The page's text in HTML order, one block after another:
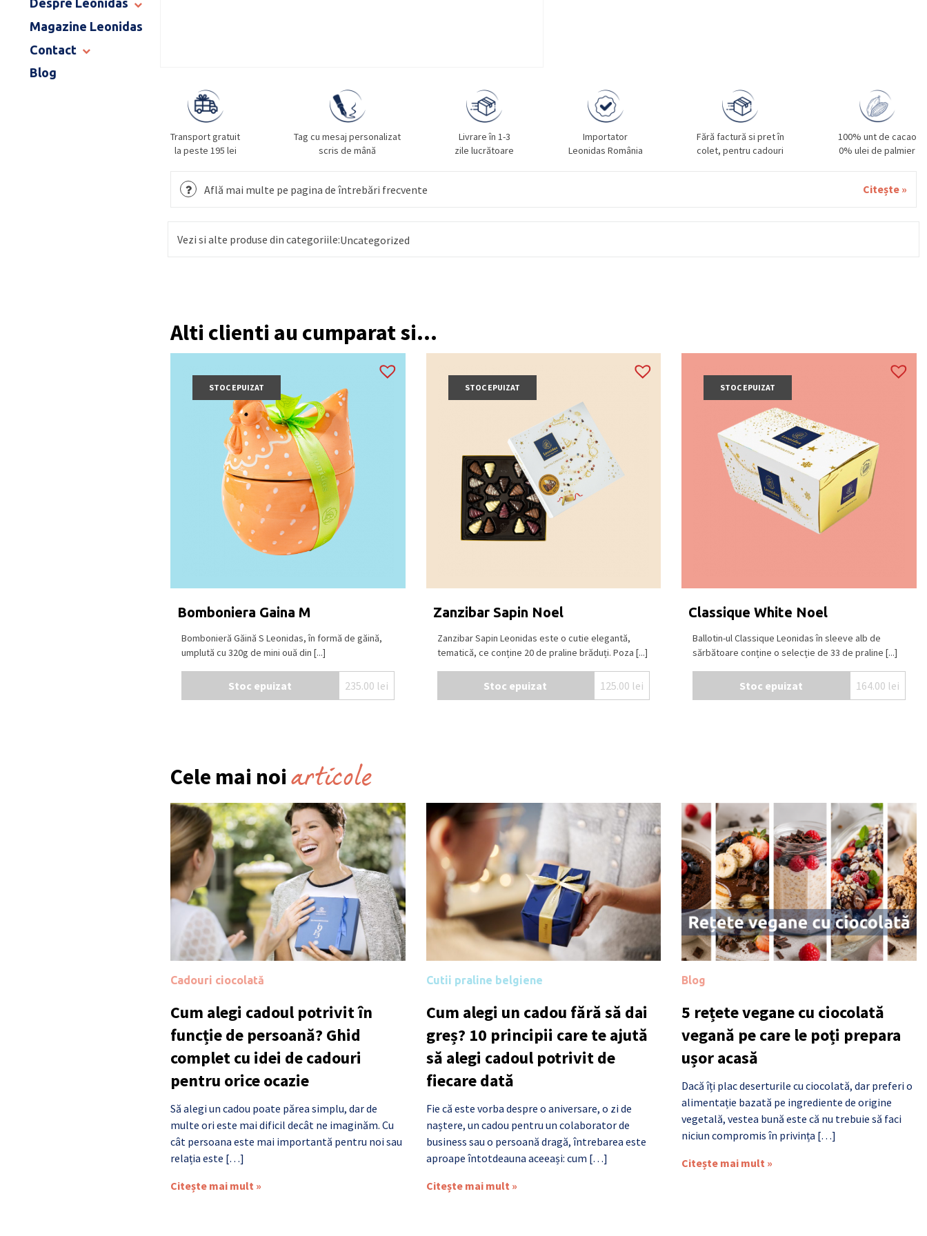
END OF SCHOOL
Despre Leonidas
POVESTEA LEONIDAS
CATALOG PAȘTE 2026
Magazine Leonidas
Contact
MAGAZINE LEONIDAS
Blog
Transport gratuit
la peste 195 lei
Tag cu mesaj personalizat
scris de mână
Livrare în 1-3
zile lucrătoare
Importator
Leonidas România
Fără factură si pret în
colet, pentru cadouri
100% unt de cacao
0% ulei de palmier
Află mai multe pe pagina de întrebări frecvente Citește »
Vezi si alte produse din categoriile:Uncategorized
Alti clienti au cumparat si...
STOC EPUIZAT
Bomboniera Gaina M
Bombonieră Găină S Leonidas, în formă de găină,
umplută cu 320g de mini ouă din [...]
Stoc epuizat 235.00 lei
STOC EPUIZAT
Zanzibar Sapin Noel
Zanzibar Sapin Leonidas este o cutie elegantă,
tematică, ce conține 20 de praline brăduți. Poza [...]
Stoc epuizat 125.00 lei
STOC EPUIZAT
Classique White Noel
Ballotin-ul Classique Leonidas în sleeve alb de
sărbătoare conține o selecție de 33 de praline [...]
Stoc epuizat 164.00 lei
Cele mai noi articole
Cadouri ciocolată
Cum alegi cadoul potrivit în
funcție de persoană? Ghid
complet cu idei de cadouri
pentru orice ocazie
Să alegi un cadou poate părea simplu, dar de
multe ori este mai dificil decât ne imaginăm. Cu
cât persoana este mai importantă pentru noi sau
relația este […]
Citește mai mult »
Cutii praline belgiene
Cum alegi un cadou fără să dai
greș? 10 principii care te ajută
să alegi cadoul potrivit de
fiecare dată
Fie că este vorba despre o aniversare, o zi de
naștere, un cadou pentru un colaborator de
business sau o persoană dragă, întrebarea este
aproape întotdeauna aceeași: cum […]
Citește mai mult »
Blog
5 rețete vegane cu ciocolată
vegană pe care le poți prepara
ușor acasă
Dacă îți plac deserturile cu ciocolată, dar preferi o
alimentație bazată pe ingrediente de origine
vegetală, vestea bună este că nu trebuie să faci
niciun compromis în privința […]
Citește mai mult »